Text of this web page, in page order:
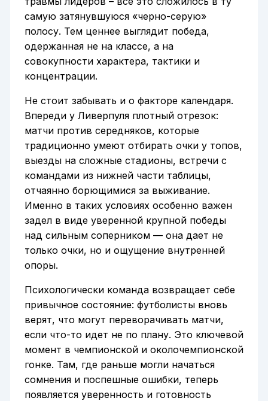
самую затянувшуюся «черно-серую»
полосу. Тем ценнее выглядит победа,
одержанная не на классе, а на
совокупности характера, тактики и
концентрации.
Не стоит забывать и о факторе календаря.
Впереди у Ливерпуля плотный отрезок:
матчи против середняков, которые
традиционно умеют отбирать очки у топов,
выезды на сложные стадионы, встречи с
командами из нижней части таблицы,
отчаянно борющимися за выживание.
Именно в таких условиях особенно важен
задел в виде уверенной крупной победы
над сильным соперником — она дает не
только очки, но и ощущение внутренней
опоры.
Психологически команда возвращает себе
привычное состояние: футболисты вновь
верят, что могут переворачивать матчи,
если что-то идет не по плану. Это ключевой
момент в чемпионской и околочемпионской
гонке. Там, где раньше могли начаться
сомнения и поспешные ошибки, теперь
появляется уверенность и готовность